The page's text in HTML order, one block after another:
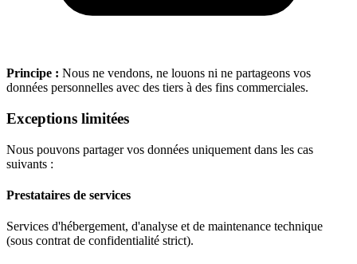
Principe : Nous ne vendons, ne louons ni ne partageons vos
données personnelles avec des tiers à des fins commerciales.
Exceptions limitées
Nous pouvons partager vos données uniquement dans les cas
suivants :
Prestataires de services
Services d'hébergement, d'analyse et de maintenance technique
(sous contrat de confidentialité strict).